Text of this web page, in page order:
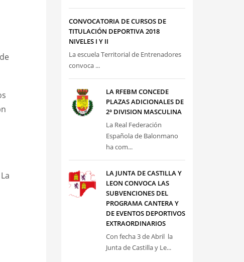
CONVOCATORIA DE CURSOS DE
TITULACIÓN DEPORTIVA 2018
NIVELES I Y II
La escuela Territorial de Entrenadores
convoca ...
LA RFEBM CONCEDE
PLAZAS ADICIONALES DE
2ª DIVISION MASCULINA
La Real Federación
Española de Balonmano
ha com...
LA JUNTA DE CASTILLA Y
LEON CONVOCA LAS
SUBVENCIONES DEL
PROGRAMA CANTERA Y
DE EVENTOS DEPORTIVOS
EXTRAORDINARIOS
Con fecha 3 de Abril la
Junta de Castilla y Le...